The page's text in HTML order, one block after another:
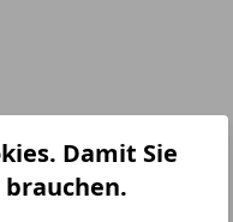
Damit Sie